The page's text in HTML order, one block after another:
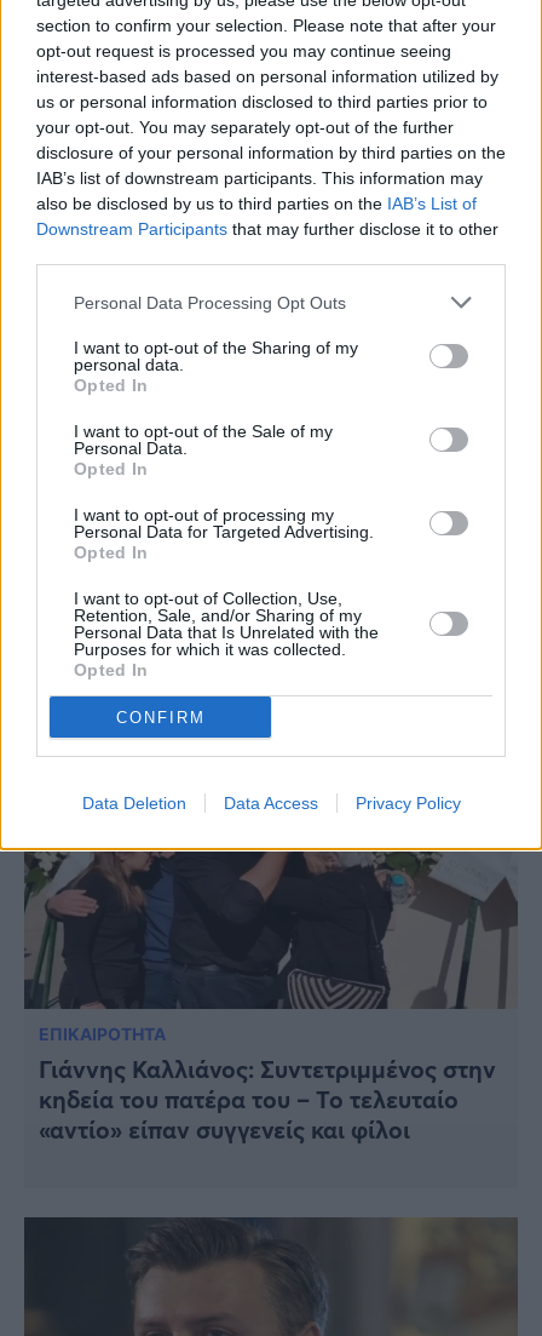
section to confirm your selection. Please note that after your
opt-out request is processed you may continue seeing
interest-based ads based on personal information utilized by
us or personal information disclosed to third parties prior to
your opt-out. You may separately opt-out of the further
disclosure of your personal information by third parties on the
IAB’s list of downstream participants. This information may
also be disclosed by us to third parties on the IAB’s List of
Downstream Participants that may further disclose it to other
Personal Data Processing Opt Outs
I want to opt-out of the Sharing of my
personal data.
Opted In
I want to opt-out of the Sale of my
Personal Data.
Opted In
I want to opt-out of processing my
Personal Data for Targeted Advertising.
Opted In
I want to opt-out of Collection, Use,
Retention, Sale, and/or Sharing of my
Personal Data that Is Unrelated with the
Purposes for which it was collected.
Opted In
CONFIRM
Data Deletion Data Access Privacy Policy
GOSSIP
«Λύγισε» η Δέσποινα Βανδή για την
απώλεια του πατέρα της: «Είναι δύσκολο
να συνηθίσεις ότι δεν θα ξαναμοιραστείς
τίποτα»
LIFESTYLE
άλμπουμ – Ποιο τραγούδι αφιερώνει στον
πατέρα της
ΕΠΙΚΑΙΡΟΤΗΤΑ
Γιάννης Καλλιάνος: Συντετριμμένος στην
κηδεία του πατέρα του – Το τελευταίο
«αντίο» είπαν συγγενείς και φίλοι